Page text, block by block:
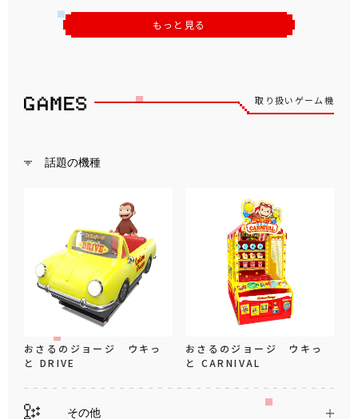
もっと見る
取り扱いゲーム機
話題の機種
おさるのジョージ ウキっ
と DRIVE
おさるのジョージ ウキっ
と CARNIVAL
その他